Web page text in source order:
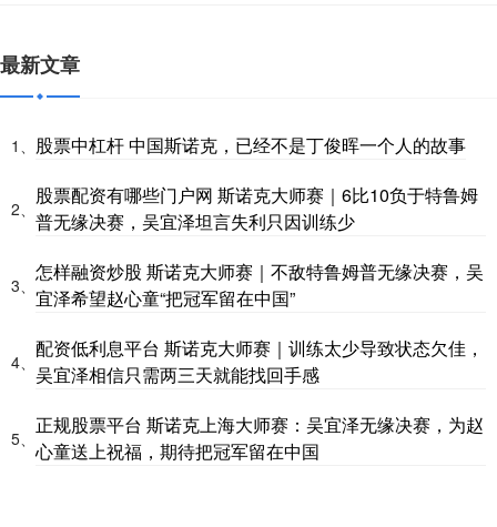
最新文章
1、 股票中杠杆 中国斯诺克，已经不是丁俊晖一个人的故事
2、
股票配资有哪些门户网 斯诺克大师赛｜6比10负于特鲁姆
普无缘决赛，吴宜泽坦言失利只因训练少
3、
怎样融资炒股 斯诺克大师赛｜不敌特鲁姆普无缘决赛，吴
宜泽希望赵心童“把冠军留在中国”
4、
配资低利息平台 斯诺克大师赛｜训练太少导致状态欠佳，
吴宜泽相信只需两三天就能找回手感
5、
正规股票平台 斯诺克上海大师赛：吴宜泽无缘决赛，为赵
心童送上祝福，期待把冠军留在中国